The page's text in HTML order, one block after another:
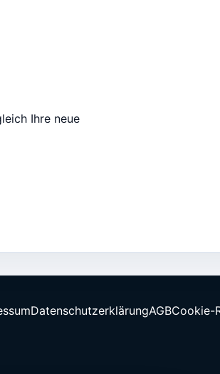
Ihre neue
DatenschutzerklärungAGBCookie-